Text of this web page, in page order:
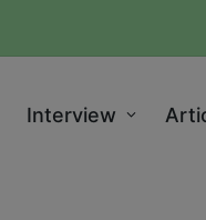
Interview